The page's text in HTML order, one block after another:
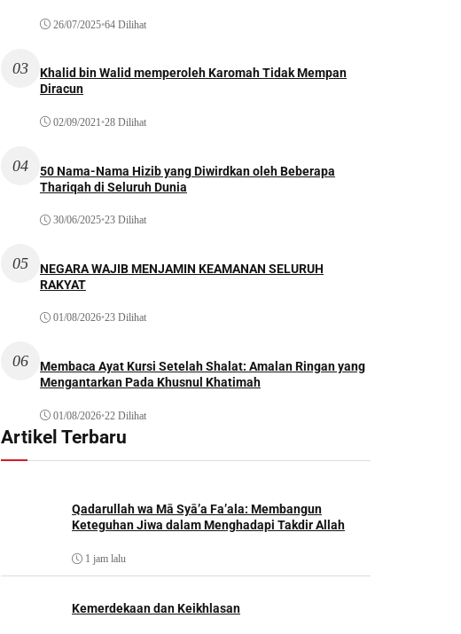
26/07/2025•64 Dilihat
03
Khalid bin Walid memperoleh Karomah Tidak Mempan
Diracun
02/09/2021•28 Dilihat
04
50 Nama-Nama Hizib yang Diwirdkan oleh Beberapa
Thariqah di Seluruh Dunia
30/06/2025•23 Dilihat
05
NEGARA WAJIB MENJAMIN KEAMANAN SELURUH
RAKYAT
01/08/2026•23 Dilihat
06
Membaca Ayat Kursi Setelah Shalat: Amalan Ringan yang
Mengantarkan Pada Khusnul Khatimah
01/08/2026•22 Dilihat
Artikel Terbaru
Qadarullah wa Mā Syā’a Fa’ala: Membangun
Keteguhan Jiwa dalam Menghadapi Takdir Allah
1 jam lalu
Kemerdekaan dan Keikhlasan